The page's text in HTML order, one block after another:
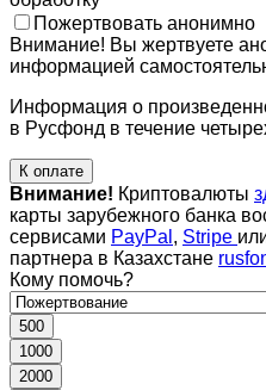
Пожертвовать анонимно
Внимание! Вы жертвуете
информацией
Информация о
в Русфонд в течение
К оплате
Внимание! Криптовалюты
карты зарубежного банка
сервисами PayPal , Stripe
партнера в Казахстане
Кому помочь?
500
1000
2000